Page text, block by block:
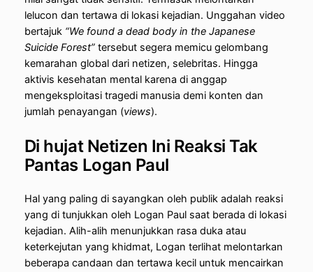
lelucon dan tertawa di lokasi kejadian. Unggahan video
bertajuk “We found a dead body in the Japanese
Suicide Forest”tersebut segera memicu gelombang
kemarahan global dari netizen, selebritas. Hingga
aktivis kesehatan mental karena di anggap
mengeksploitasi tragedi manusia demi konten dan
jumlah penayangan (views).
Di hujat Netizen Ini Reaksi Tak
Pantas Logan Paul
Hal yang paling di sayangkan oleh publik adalah reaksi
yang di tunjukkan oleh Logan Paul saat berada di lokasi
kejadian. Alih-alih menunjukkan rasa duka atau
keterkejutan yang khidmat, Logan terlihat melontarkan
beberapa candaan dan tertawa kecil untuk mencairkan